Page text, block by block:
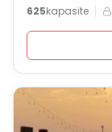
625kapasite